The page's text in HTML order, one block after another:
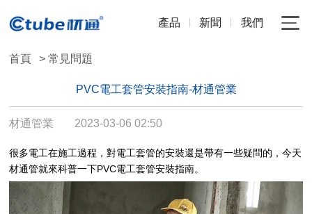
產品 新聞 我們
首頁 > 常見問題
PVC電工套管安裝指南-材通管業
材通管業 2023-03-06 02:50
很多電工在施工過程，對電工套管的安裝還是帶有一些疑問的，今天
材通管就來科普一下PVC電工套管安裝指南。